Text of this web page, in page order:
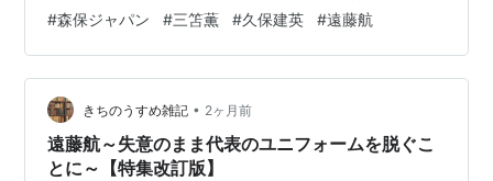
ング形式で紹介します。 🥇第1位 アレクサンデル・イサ
ク Alexander Isak 現在のスウェーデン代表エース。 長身
ながらスピードとテクニックを兼ね備えた万能型ストラ
イカー…
#森保ジャパン #三笘薫 #久保建英 #遠藤航
きちのうすめ雑記 • 2ヶ月前
遠藤航～失意のまま代表のユニフォームを脱ぐこ
とに～【特集改訂版】